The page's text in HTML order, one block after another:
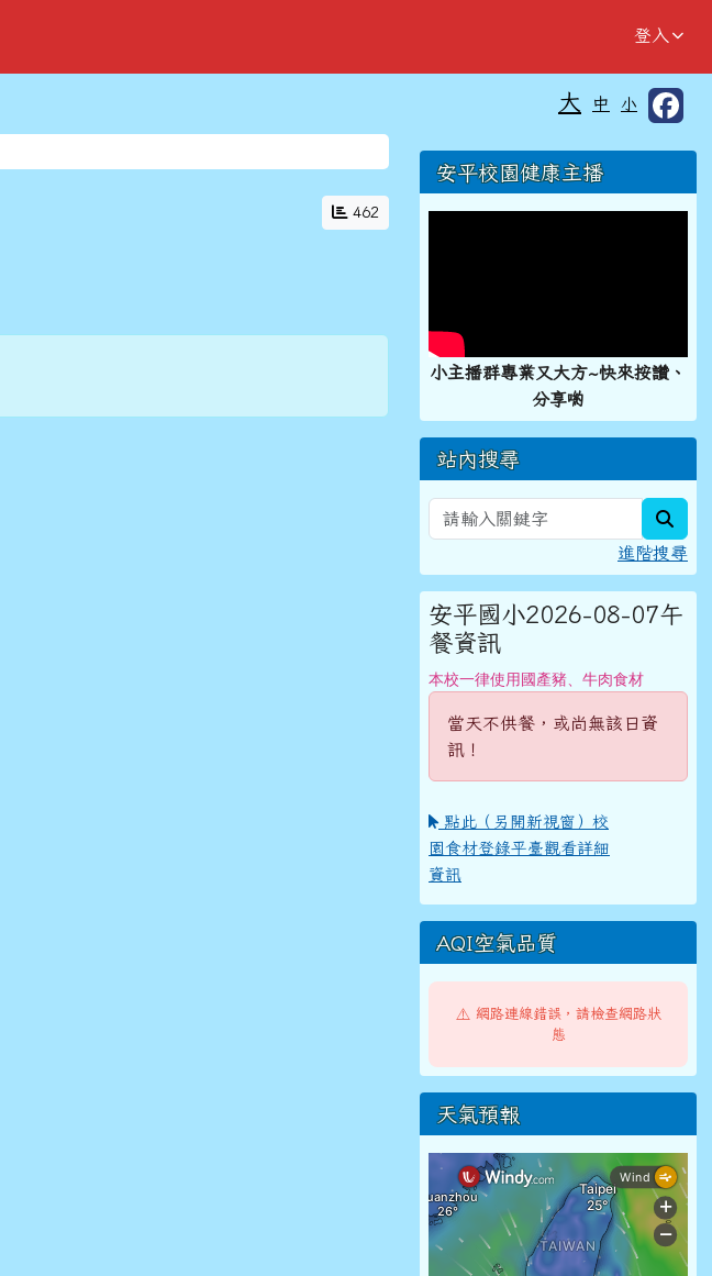
登入
⏸
大 中 小
462
右邊區域內容
安平校園健康主播
小主播群專業又大方~快來按讚、
分享喲
站內搜尋
進階搜尋
安平國小2026-08-07午
餐資訊
本校一律使用國產豬、牛肉食材
當天不供餐，或尚無該日資
訊！
點此（另開新視窗）校
園食材登錄平臺觀看詳細
資訊
AQI空氣品質
⚠️ 網路連線錯誤，請檢查網路狀
態
天氣預報